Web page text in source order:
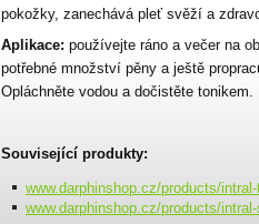
pokožky, zanechává pleť svěží a
Aplikace: používejte ráno a večer na
potřebné množství pěny a ještě
Opláchněte vodou a dočistěte tonikem.
Související produkty:
www.darphinshop.cz/products/
www.darphinshop.cz/products/